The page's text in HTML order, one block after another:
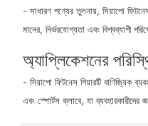
- সাধারণ পণ্যের তুলনায়, সিয়াপো
মানের, নির্ভরযোগ্যতা এবং বিশ্বব্যাপী
অ্যাপ্লিকেশনের
- সিয়াপো ফিটনেস গিয়ারটি বাণিজ্যিক
এবং স্পোর্টস ক্লাবে, যা